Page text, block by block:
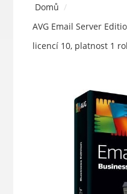
Domů /
AVG Email Server
licencí 10, platnost 1